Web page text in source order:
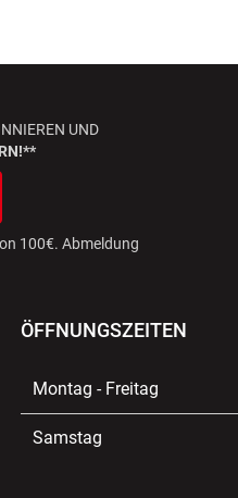
UND
100€. Abmeldung
ÖFFNUNGSZEITEN
Montag - Freitag
Samstag